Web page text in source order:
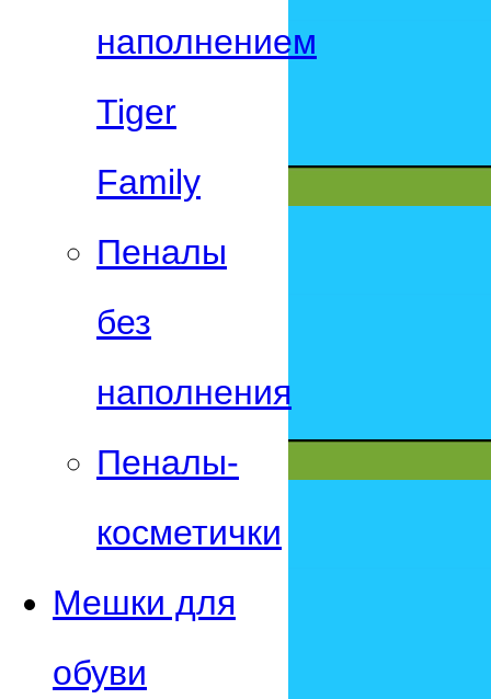
наполнением
Tiger
Family
Пеналы
без
наполнения
Пеналы-
косметички
Мешки для
обуви